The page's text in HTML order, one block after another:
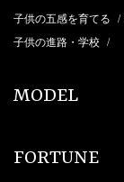
子供の五感を育てる /
子供の進路・学校 /
MODEL
FORTUNE